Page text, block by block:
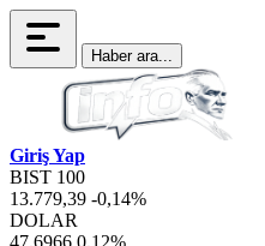
Haber ara...
Giriş Yap
BIST 100
13.779,39 -0,14%
DOLAR
47,6966 0,12%